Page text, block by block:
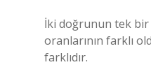
İki doğrunun tek bir
oranlarının farklı
farklıdır.